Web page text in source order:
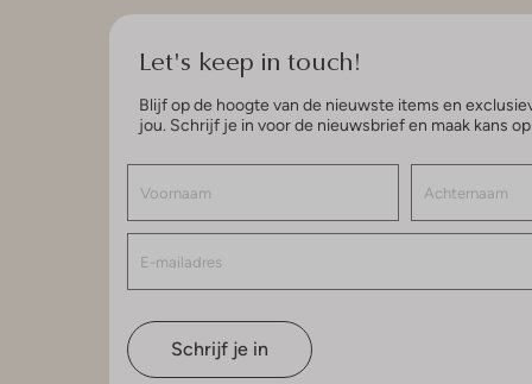
Let's keep in touch!
Blijf op de hoogte van de nieuwste items en
jou. Schrijf je in voor de nieuwsbrief en maak kans
Schrijf je in